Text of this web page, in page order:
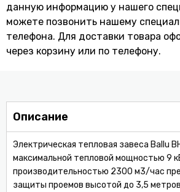
данную информацию у нашего
можете позвонить нашему
телефона. Для доставки товара
через корзину или по телефону.
Описание
Электрическая тепловая завеса Ballu
максимальной тепловой мощностью 9
производительностью 2300 м3/час
защиты проемов высотой до 3,5